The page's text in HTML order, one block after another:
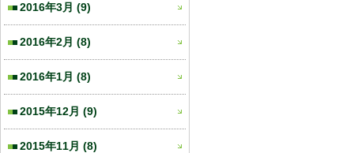
2016年3月 (9)
2016年2月 (8)
2016年1月 (8)
2015年12月 (9)
2015年11月 (8)